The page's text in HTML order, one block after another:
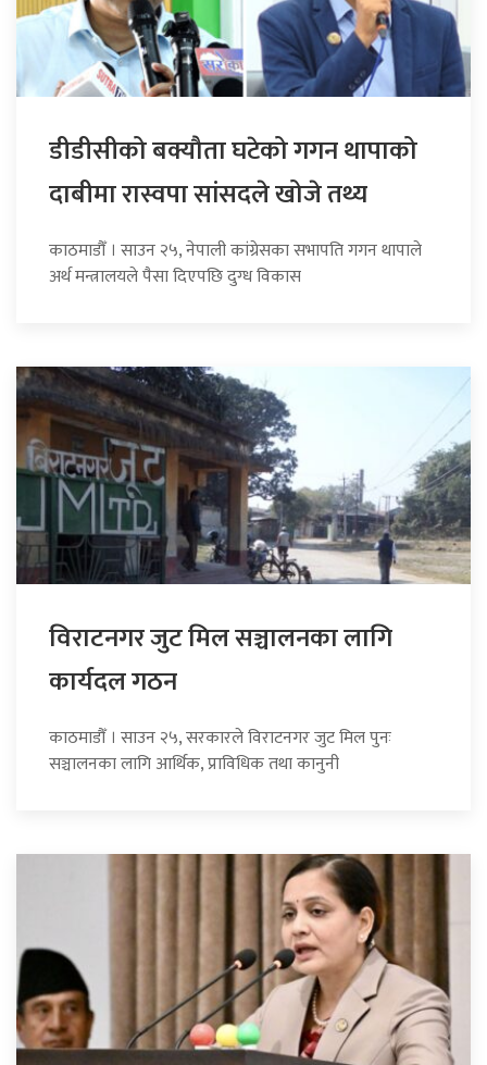
डीडीसीको बक्यौता घटेको गगन थापाको
दाबीमा रास्वपा सांसदले खोजे तथ्य
काठमाडौँ । साउन २५, नेपाली कांग्रेसका सभापति गगन थापाले
अर्थ मन्त्रालयले पैसा दिएपछि दुग्ध विकास
विराटनगर जुट मिल सञ्चालनका लागि
कार्यदल गठन
काठमाडौँ । साउन २५, सरकारले विराटनगर जुट मिल पुनः
सञ्चालनका लागि आर्थिक, प्राविधिक तथा कानुनी